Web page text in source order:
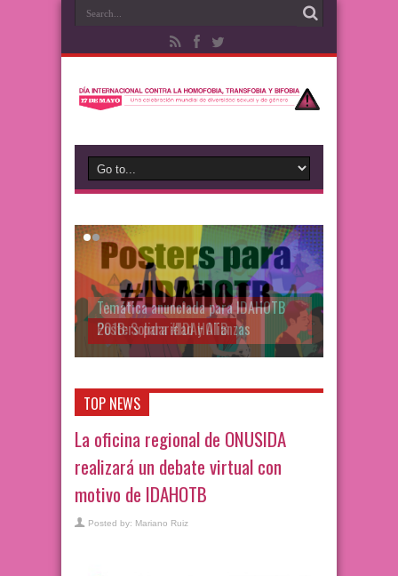
Posters para #IDAHOTB
TOP NEWS
La oficina regional de ONUSIDA
realizará un debate virtual con
motivo de IDAHOTB
Posted by: Mariano Ruiz